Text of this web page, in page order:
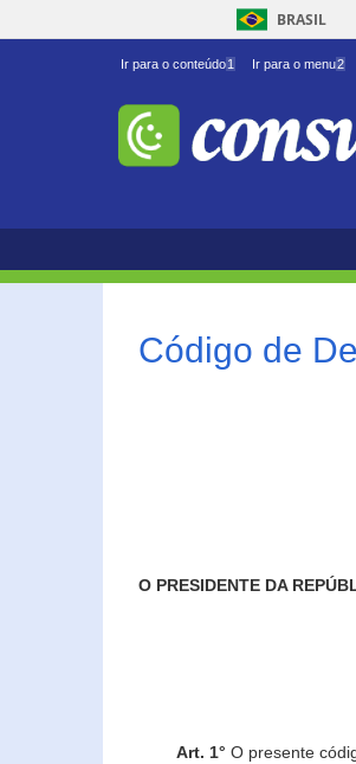
BRASIL
Ir para o conteúdo1 Ir para o menu2
Código de
O PRESIDENTE DA
Art. 1° O presente